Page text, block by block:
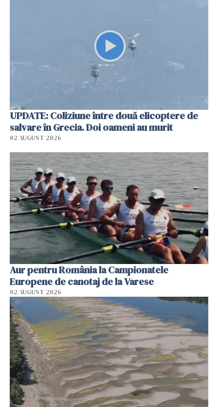
UPDATE: Coliziune între două elicoptere de
salvare în Grecia. Doi oameni au murit
02 AUGUST 2026
Aur pentru România la Campionatele
Europene de canotaj de la Varese
02 AUGUST 2026